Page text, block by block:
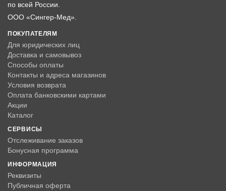
по всей России.
ООО «Сингер-Мед».
ПОКУПАТЕЛЯМ
Для юридических лиц
Доставка и самовывоз
Способы оплаты
Контакты и адреса магазинов
Условия возврата
Оплата банковскими картами
Акции
Каталог
СЕРВИСЫ
Отслеживание заказов
Бонусная программа
ИНФОРМАЦИЯ
Реквизиты
Публичная оферта